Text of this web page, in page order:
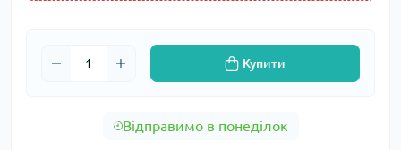
Купити
Відправимо в понеділок